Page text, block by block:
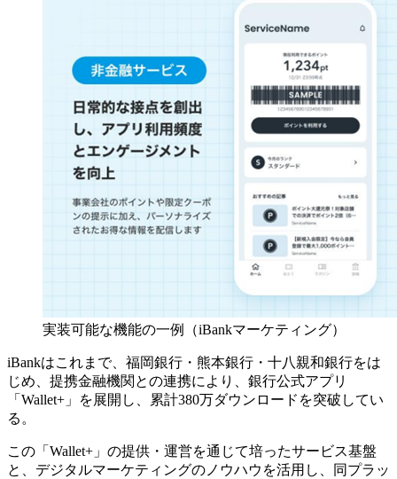
実装可能な機能の一例（iBankマーケティング）
iBankはこれまで、福岡銀行・熊本銀行・十八親和銀行をは
じめ、提携金融機関との連携により、銀行公式アプリ
「Wallet+」を展開し、累計380万ダウンロードを突破してい
る。
この「Wallet+」の提供・運営を通じて培ったサービス基盤
と、デジタルマーケティングのノウハウを活用し、同プラッ